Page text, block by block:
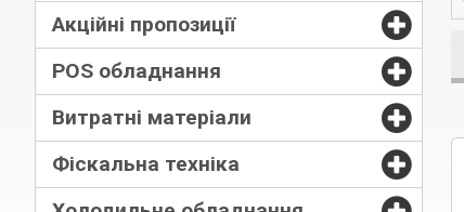
Акційні пропозиції
POS обладнання
Витратні матеріали
Фіскальна техніка